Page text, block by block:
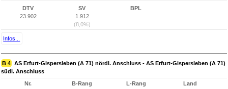
DTV
23.902
SV
1.912
(8,0%)
BPL
Infos...
B 4 AS Erfurt-Gispersleben (A 71) nördl. Anschluss - AS Erfurt-Gispersleben (A 71)
südl. Anschluss
Nr.
B-Rang
L-Rang
Land